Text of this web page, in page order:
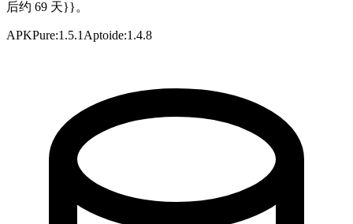
后约 69 天}}。
APKPure:1.5.1 Aptoide:1.4.8